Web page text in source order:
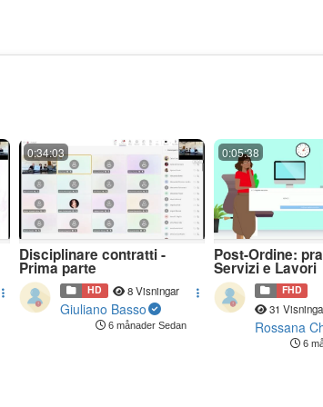
0:34:03
Disciplinare contratti -
Prima parte
HD 8 Visningar
Giuliano Basso
6 månader Sedan
0:05:38
Post-Ordine:
Servizi e Lavori
FHD
31
Rossana
6